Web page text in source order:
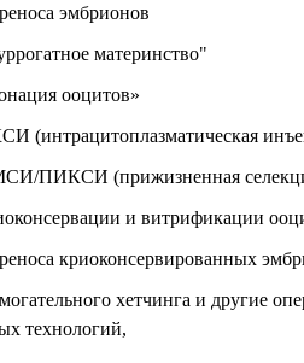
эмбрионов
материнство"
ооцитов»
(интрацитоплазматическая
ПИКСИ (прижизненная
и витрификации
криоконсервированных
хетчинга и другие
технологий,